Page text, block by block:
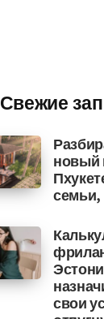
Свежие
новый
семьи,
свои